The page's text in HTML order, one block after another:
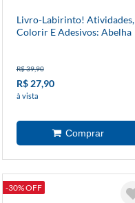
Livro-Labirinto! Atividades,
Colorir E Adesivos: Abelha
R$ 39,90
R$ 27,90
à vista
-30% OFF